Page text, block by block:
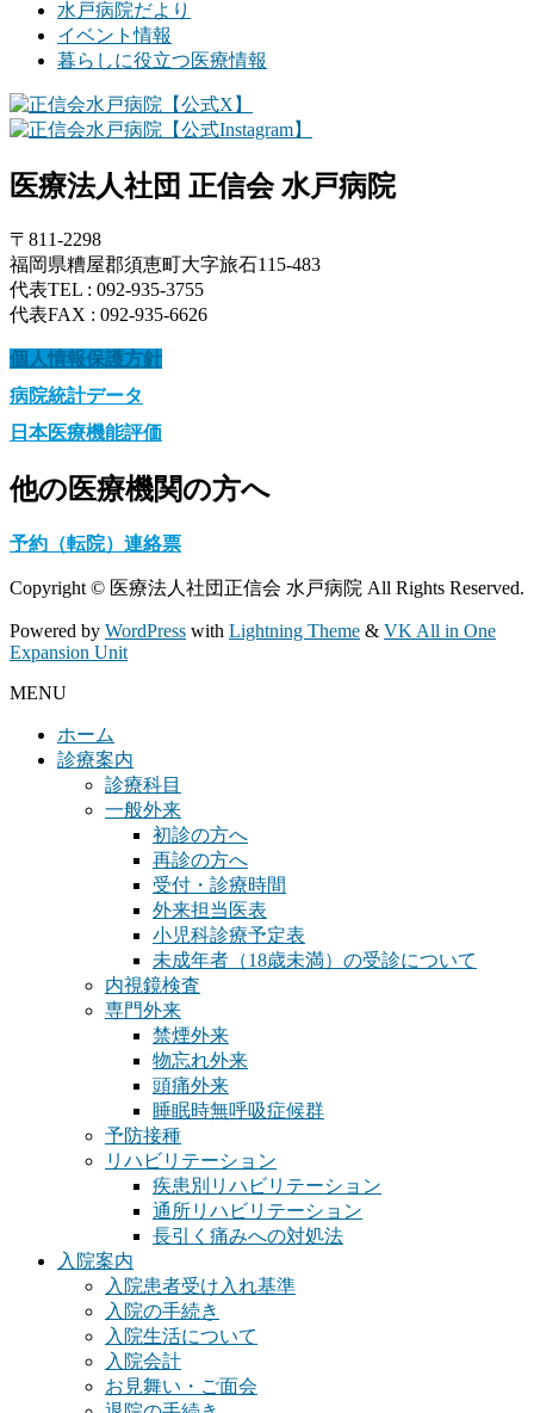
水戸病院だより
イベント情報
暮らしに役立つ医療情報
医療法人社団 正信会 水戸病院
〒811-2298
福岡県糟屋郡須恵町大字旅石115-483
代表TEL : 092-935-3755
代表FAX : 092-935-6626
個人情報保護方針
病院統計データ
日本医療機能評価
他の医療機関の方へ
予約（転院）連絡票
Copyright © 医療法人社団正信会 水戸病院 All Rights Reserved.
Powered by WordPress with Lightning Theme & VK All in One
Expansion Unit
MENU
ホーム
診療案内
診療科目
一般外来
初診の方へ
再診の方へ
受付・診療時間
外来担当医表
小児科診療予定表
未成年者（18歳未満）の受診について
内視鏡検査
専門外来
禁煙外来
物忘れ外来
頭痛外来
睡眠時無呼吸症候群
予防接種
リハビリテーション
疾患別リハビリテーション
通所リハビリテーション
長引く痛みへの対処法
入院案内
入院患者受け入れ基準
入院の手続き
入院生活について
入院会計
お見舞い・ご面会